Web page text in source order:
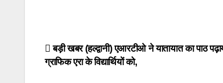
Post
navigation
बड़ी खबर (हल्द्वानी) एआरटीओ ने यातायात का पाठ
ग्राफिक एरा के विद्यार्थियों को,